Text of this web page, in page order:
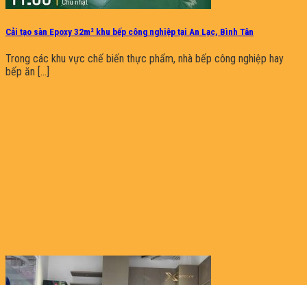
Cải tạo sàn Epoxy 32m² khu bếp công nghiệp tại An Lạc, Bình Tân
Trong các khu vực chế biến thực phẩm, nhà bếp công nghiệp hay
bếp ăn [...]